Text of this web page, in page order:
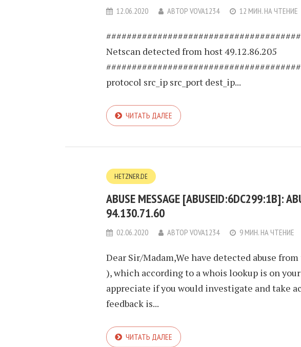
12.06.2020 АВТОР VOVA1234 12 МИН. НА ЧТЕНИЕ
Netscan detected from host 49.12.86.205
protocol src_ip src_port dest_ip...
ЧИТАТЬ ДАЛЕЕ
HETZNER.DE
ABUSE MESSAGE [ABUSEID:6DC299:1B]:
94.130.71.60
02.06.2020 АВТОР VOVA1234 9 МИН. НА ЧТЕНИЕ
Dear Sir/Madam,We have detected abuse
), which according to a whois lookup is on
appreciate if you would investigate and take
feedback is...
ЧИТАТЬ ДАЛЕЕ